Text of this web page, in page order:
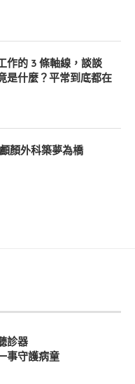
作的 3 條軸線，談談
是什麼？平常到底都在
顏外科築夢為橋
診器
事守護病童